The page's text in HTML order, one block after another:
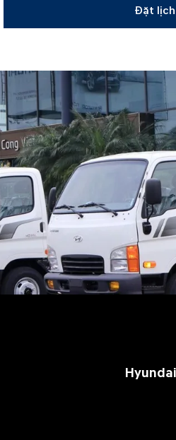
Đặt lịch